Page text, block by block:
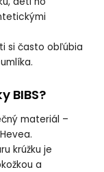
si často obľúbia
BIBS?
materiál –
krúžku je
a